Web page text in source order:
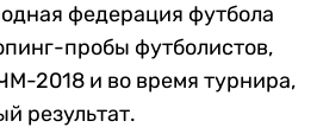
федерация футбола
пробы футболистов,
2018 и во время турнира,
результат.